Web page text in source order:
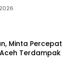
Minta Percepat
Terdampak